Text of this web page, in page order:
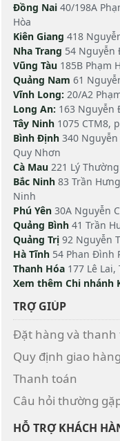
Đồng Nai 40/198A
Hòa
Kiên Giang 418
Nha Trang 54 Nguyễn
Vũng Tàu 185B Phạm
Quảng Nam 61
Vĩnh Long: 20/A2
Long An: 163 Nguyễn
Tây Ninh 1075 CTM8,
Bình Định 340
Quy Nhơn
Cà Mau 221 Lý
Bắc Ninh 83 Trần
Ninh
Phú Yên 30A Nguyễn
Quảng Bình 41 Trần
Quảng Trị 92 Nguyễn
Hà Tĩnh 54 Phan Đình
Thanh Hóa 177 Lê Lai,
Xem thêm Chi nhánh
TRỢ GIÚP
Đặt hàng và thanh
Quy định giao hàng
Thanh toán
Câu hỏi thường
HỖ TRỢ KHÁCH